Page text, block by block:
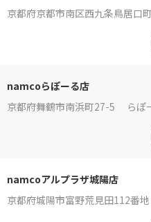
京都府京都市南区西九条鳥居口
namcoらぽーる店
京都府舞鶴市南浜町27-5 らぽ
namcoアルプラザ城陽店
京都府城陽市富野荒見田112番